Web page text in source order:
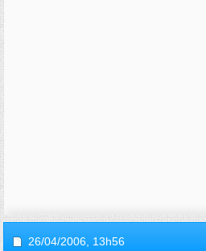
26/04/2006, 13h56